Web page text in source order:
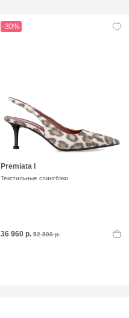
-30%
Premiata I
Текстильные слингбэки
36 960 р. 52 800 р.